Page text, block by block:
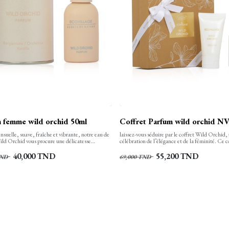
femme wild orchid 50ml
suave, fraîche et vibrante, notre eau de
Orchid vous procure une délicatesse
être portée au quotidien. Parfum floral et fruité
très fraîches.
40,000TND
Coffret Parfum wild orchid NV
laissez-vous séduire par le coffret Wild Orchid,
célébration de l’élégance et de la féminité. Ce
une crème pour les mains nourrissante, parfait
une touche de luxe ou faire un cadeau mémorable
69,000TND 55,200TND